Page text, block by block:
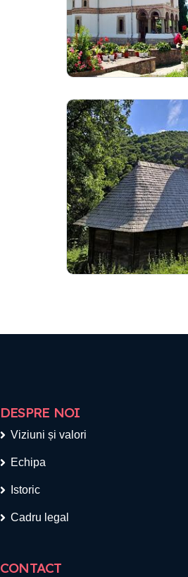
DESPRE NOI
Viziuni și valori
Echipa
Istoric
Cadru legal
CONTACT